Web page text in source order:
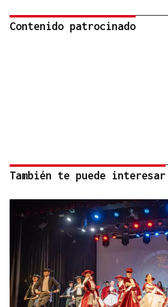
Contenido patrocinado
También te puede interesar